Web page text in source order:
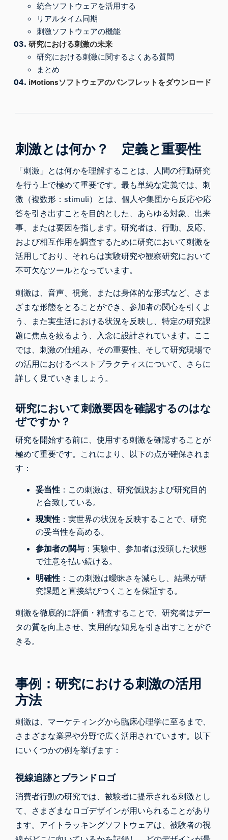
統合ソフトウェアを活用する
リアルタイム同期
刺激ソフトウェアの機能
研究における刺激の未来
研究における刺激に関するよくある質問
まとめ
iMotionsソフトウェアのパンフレットをダウンロード
刺激とは何か？ 定義と重要性
「刺激」とは何かを理解することは、人間の行動研究
を行う上で極めて重要です。最も単純な定義では、刺
激（複数形：stimuli）とは、個人や集団から反応や応
答を引き出すことを目的とした、あらゆる対象、出来
事、または要因を指します。研究者は、行動、反応、
および相互作用を調査するために研究において刺激を
活用しており、それらは実験研究や観察研究において
不可欠なツールとなっています。
刺激は、音声、視覚、または身体的な形式など、さま
ざまな形態をとることができ、参加者の関心を引くよ
う、また実生活における状況を反映し、特定の研究課
題に焦点を絞るよう、入念に設計されています。ここ
では、刺激の仕組み、その重要性、そして研究現場で
の活用におけるベストプラクティスについて、さらに
詳しく見ていきましょう。
研究において刺激要因を確認するのはな
ぜですか？
研究を開始する前に、使用する刺激を確認することが
極めて重要です。これにより、以下の点が確保されま
す：
妥当性 ：この刺激は、研究仮説および研究目的
と合致している。
現実性 ：実世界の状況を反映することで、研究
の妥当性を高める。
参加者の関与 ：実験中、参加者は没頭した状態
で注意を払い続ける。
明確性 ：この刺激は曖昧さを減らし、結果が研
究課題と直接結びつくことを保証する。
刺激を徹底的に評価・精査することで、研究者はデー
タの質を向上させ、実用的な知見を引き出すことがで
きる。
事例：研究における刺激の活用
方法
刺激は、マーケティングから臨床心理学に至るまで、
さまざまな業界や分野で広く活用されています。以下
にいくつかの例を挙げます：
視線追跡とブランドロゴ
消費者行動の研究では、被験者に提示される刺激とし
て、さまざまなロゴデザインが用いられることがあり
ます。アイトラッキングソフトウェアは、被験者の視